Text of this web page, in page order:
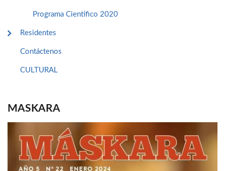
Programa Cientifico 2020
Residentes
Contáctenos
CULTURAL
MASKARA